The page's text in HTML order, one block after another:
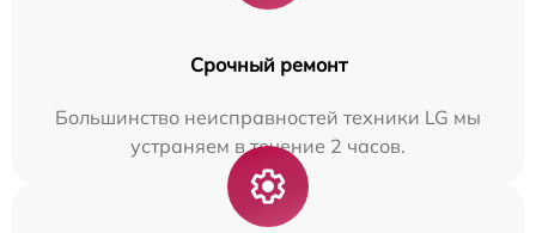
Срочный ремонт
Большинство неисправностей техники LG мы
устраняем в течение 2 часов.